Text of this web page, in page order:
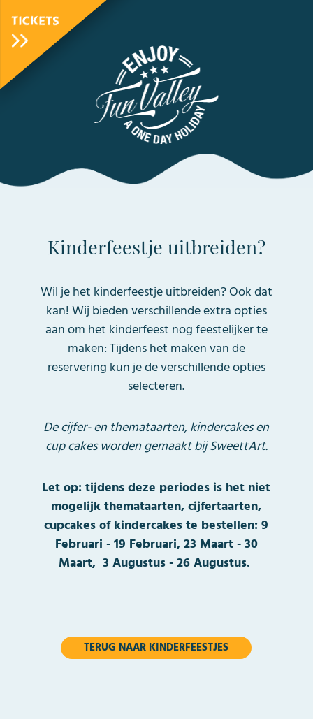
TICKETS
Animated
Kinderfeestje uitbreiden?
Wil je het kinderfeestje uitbreiden? Ook dat
kan! Wij bieden verschillende extra opties
aan om het kinderfeest nog feestelijker te
maken: Tijdens het maken van de
reservering kun je de verschillende opties
selecteren.
De cijfer- en themataarten, kindercakes en
cup cakes worden gemaakt bij SweettArt.
Let op: tijdens deze periodes is het niet
mogelijk themataarten, cijfertaarten,
cupcakes of kindercakes te bestellen:9
Februari - 19 Februari, 23 Maart - 30
Maart, 3 Augustus - 26 Augustus.
TERUG NAAR KINDERFEESTJES